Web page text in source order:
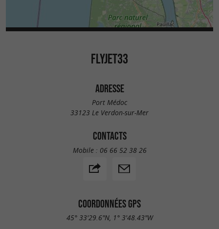
FLYJET33
ADRESSE
Port Médoc
33123 Le Verdon-sur-Mer
CONTACTS
Mobile : 06 66 52 38 26
COORDONNÉES GPS
45° 33'29.6"N, 1° 3'48.43"W